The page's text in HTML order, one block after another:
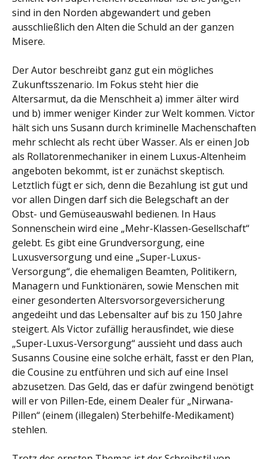
sind in den Norden abgewandert und geben
ausschließlich den Alten die Schuld an der ganzen
Misere.
Der Autor beschreibt ganz gut ein mögliches
Zukunftsszenario. Im Fokus steht hier die
Altersarmut, da die Menschheit a) immer älter wird
und b) immer weniger Kinder zur Welt kommen. Victor
hält sich uns Susann durch kriminelle Machenschaften
mehr schlecht als recht über Wasser. Als er einen Job
als Rollatorenmechaniker in einem Luxus-Altenheim
angeboten bekommt, ist er zunächst skeptisch.
Letztlich fügt er sich, denn die Bezahlung ist gut und
vor allen Dingen darf sich die Belegschaft an der
Obst- und Gemüseauswahl bedienen. In Haus
Sonnenschein wird eine „Mehr-Klassen-Gesellschaft“
gelebt. Es gibt eine Grundversorgung, eine
Luxusversorgung und eine „Super-Luxus-
Versorgung“, die ehemaligen Beamten, Politikern,
Managern und Funktionären, sowie Menschen mit
einer gesonderten Altersvorsorgeversicherung
angedeiht und das Lebensalter auf bis zu 150 Jahre
steigert. Als Victor zufällig herausfindet, wie diese
„Super-Luxus-Versorgung“ aussieht und dass auch
Susanns Cousine eine solche erhält, fasst er den Plan,
die Cousine zu entführen und sich auf eine Insel
abzusetzen. Das Geld, das er dafür zwingend benötigt
will er von Pillen-Ede, einem Dealer für „Nirwana-
Pillen“ (einem (illegalen) Sterbehilfe-Medikament)
stehlen.